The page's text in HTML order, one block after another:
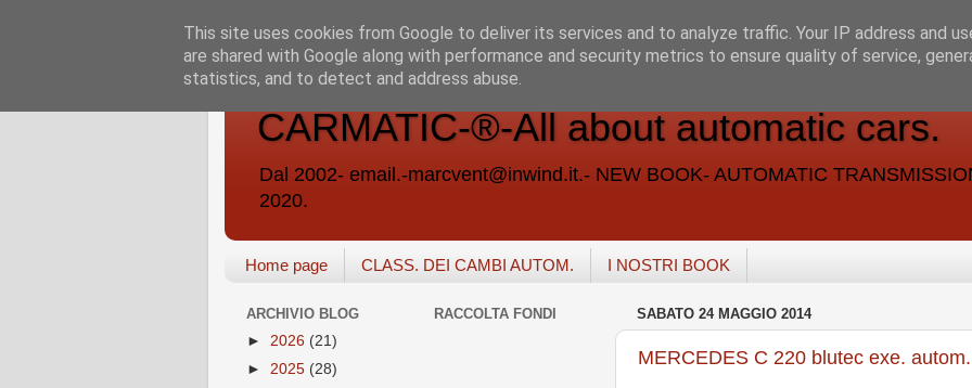
CARMATIC-®-All about automatic cars.
Dal 2002- email.-marcvent@inwind.it.- NEW BOOK- AUTOMATIC
2020.
Home page CLASS. DEI CAMBI AUTOM. I NOSTRI BOOK
SABATO 24 MAGGIO 2014
MERCEDES C 220 blutec exe. autom.
ARCHIVIO BLOG
► 2026 (21)
► 2025 (28)
RACCOLTA FONDI
This site uses cookies from Google to deliver its services and to analyze traffic. Your IP address and
are shared with Google along with performance and security metrics to ensure quality of service,
statistics, and to detect and address abuse.